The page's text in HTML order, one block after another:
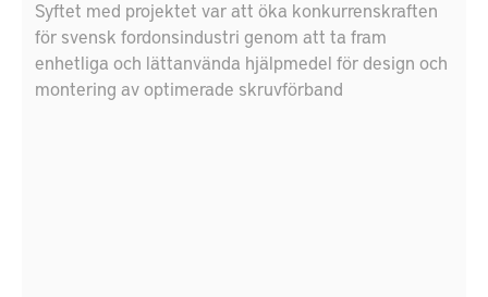
Syftet med projektet var att öka konkurrenskraften
för svensk fordonsindustri genom att ta fram
enhetliga och lättanvända hjälpmedel för design och
montering av optimerade skruvförband